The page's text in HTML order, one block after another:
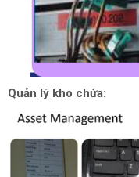
Quản lý kho chứa: